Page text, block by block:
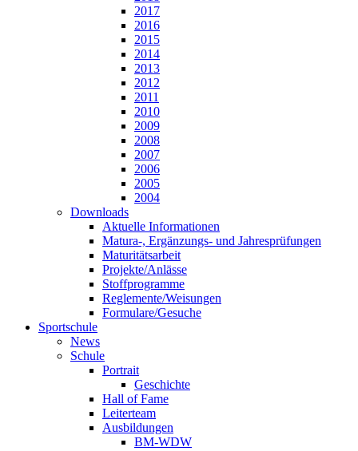
2017
2016
2015
2014
2013
2012
2011
2010
2009
2008
2007
2006
2005
2004
Downloads
Aktuelle Informationen
Matura-, Ergänzungs- und Jahresprüfungen
Maturitätsarbeit
Projekte/Anlässe
Stoffprogramme
Reglemente/Weisungen
Formulare/Gesuche
Sportschule
News
Schule
Portrait
Geschichte
Hall of Fame
Leiterteam
Ausbildungen
BM-WDW